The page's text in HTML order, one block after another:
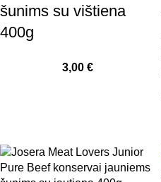
šunims su vištiena
400g
3,00 €